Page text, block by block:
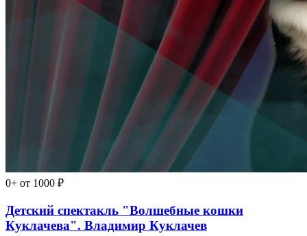
0+ от 1000 ₽
Детский спектакль "Волшебные кошки
Куклачева". Владимир Куклачев